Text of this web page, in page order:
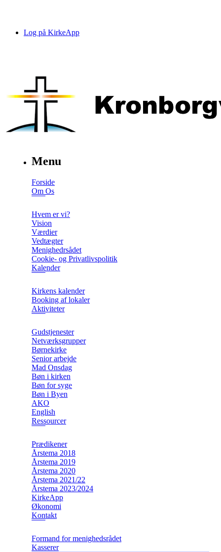
Log på KirkeApp
Menu
Forside
Om Os
Hvem er vi?
Vision
Værdier
Vedtægter
Menighedrsådet
Cookie- og Privatlivspolitik
Kalender
Kirkens kalender
Booking af lokaler
Aktiviteter
Gudstjenester
Netværksgrupper
Børnekirke
Senior arbejde
Mad Onsdag
Bøn i kirken
Bøn for syge
Bøn i Byen
AKO
English
Ressourcer
Prædikener
Årstema 2018
Årstema 2019
Årstema 2020
Årstema 2021/22
Årstema 2023/2024
KirkeApp
Økonomi
Kontakt
Formand for menighedsrådet
Kasserer